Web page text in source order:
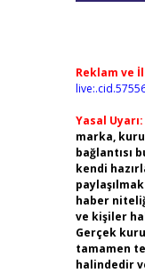
Reklam ve
Yasal Uyarı:
marka,
bağlantısı
kendi
haber
ve kişiler
Gerçek
tamamen
halindedir